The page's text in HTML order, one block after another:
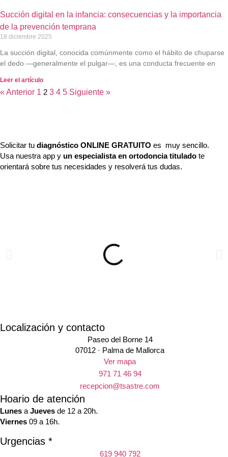
Succión digital en la infancia: consecuencias y la importancia
de la prevención temprana
18 diciembre 2025
La succión digital, conocida comúnmente como el hábito de chuparse
el dedo —generalmente el pulgar—, es una conducta frecuente en
Leer el artículo
« Anterior 1 2 3 4 5 Siguiente »
Solicitar tu diagnóstico ONLINE GRATUITO es muy sencillo.
Usa nuestra app y un especialista en ortodoncia titulado te
orientará sobre tus necesidades y resolverá tus dudas.
Localización y contacto
Paseo del Borne 14
07012 · Palma de Mallorca
Ver mapa
971 71 46 94
recepcion@tsastre.com
Hoario de atención
Lunes a Jueves de 12 a 20h.
Viernes 09 a 16h.
Urgencias *
619 940 792